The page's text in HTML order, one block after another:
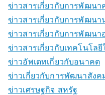
ข่าวสารเกี่ยวกับการพัฒนา
ข่าวสารเกี่ยวกับการพัฒนา
ข่าวสารเกี่ยวกับการพัฒน
ข่าวสารเกี่ยวกับเทคโนโล
ข่าวอัพเดทเกี่ยวกับอนาคต
ข่าวเกี่ยวกับการพัฒนาสังค
ข่าวเศรษฐกิจ สหรัฐ